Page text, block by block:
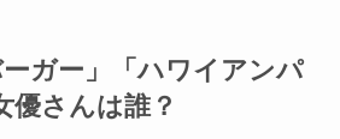
ーガー」「ハワイアンパ
優さんは誰？